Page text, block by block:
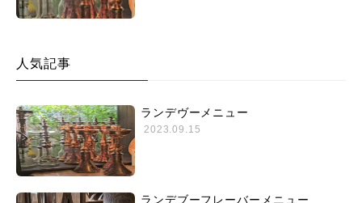
人気記事
ランデヴーメニュー
2023.09.15
ランデブーフレーバーメニュー